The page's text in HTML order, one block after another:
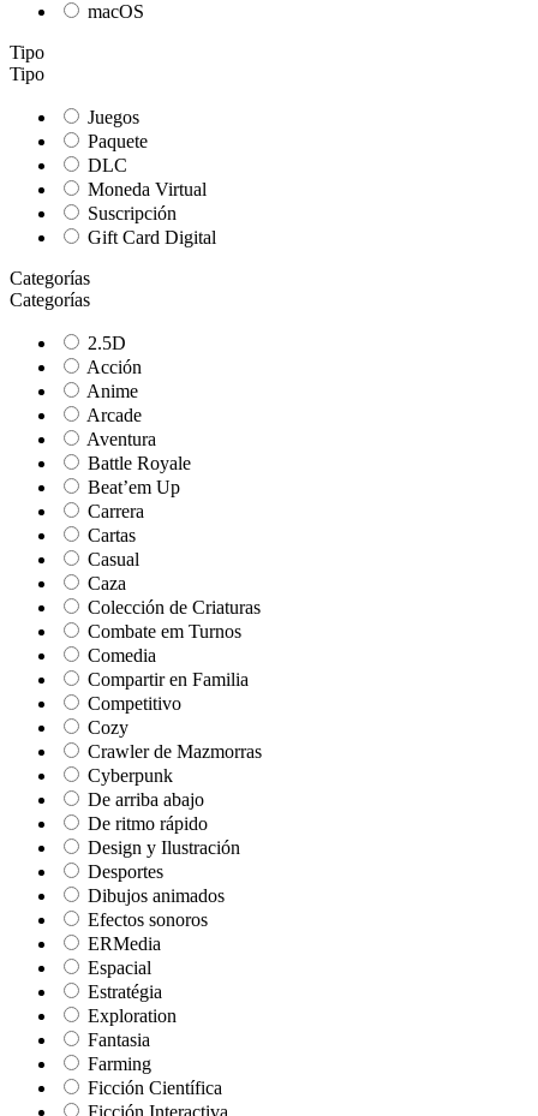
macOS
Tipo
Tipo
Juegos
Paquete
DLC
Moneda Virtual
Suscripción
Gift Card Digital
Categorías
Categorías
2.5D
Acción
Anime
Arcade
Aventura
Battle Royale
Beat’em Up
Carrera
Cartas
Casual
Caza
Colección de Criaturas
Combate em Turnos
Comedia
Compartir en Familia
Competitivo
Cozy
Crawler de Mazmorras
Cyberpunk
De arriba abajo
De ritmo rápido
Design y Ilustración
Desportes
Dibujos animados
Efectos sonoros
ERMedia
Espacial
Estratégia
Exploration
Fantasia
Farming
Ficción Científica